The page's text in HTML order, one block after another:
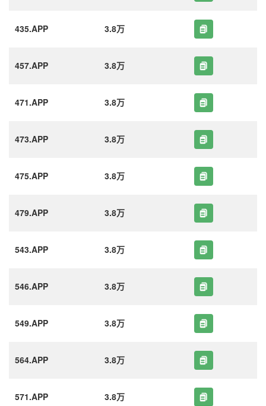
435.APP 3.8万
457.APP 3.8万
471.APP 3.8万
473.APP 3.8万
475.APP 3.8万
479.APP 3.8万
543.APP 3.8万
546.APP 3.8万
549.APP 3.8万
564.APP 3.8万
571.APP 3.8万